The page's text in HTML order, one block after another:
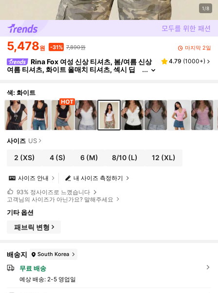
1/8
5,478원 -31% 7,890원 마지막 2일
Rina Fox 여성 신상 티셔츠, 봄/여름 신상
여름 티셔츠, 화이트 올매치 티셔츠, 섹시 딥
셔츠, 레트로 심플 다용도 레이어링 탑, 일상복, 외
출, 산책, 쇼핑, 모임, 휴가, 공항 패션에 적합
4.79 (1000+)
색: 화이트
사이즈 US
2 (XS) 4(S) 6(M) 8/10 (L) 12 (XL)
내 사이즈 측정하기
사이즈 안내
93% 정사이즈로 느꼈습니다
고객님의 사이즈가 아닌가요? 말해주세요
기타 옵션
패브릭 변형
배송지 South Korea
무료 배송
예상 배송: 2-5 영업일